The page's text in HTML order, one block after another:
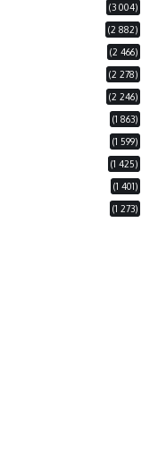
(3 004)
(2 882)
(2 466)
(2 278)
(2 246)
(1 863)
(1 599)
(1 425)
(1 401)
(1 273)